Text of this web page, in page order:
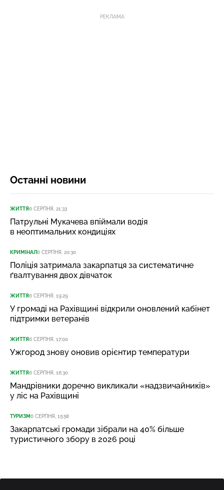
РЕКЛАМА
Останні новини
ЖИТТЯ6 СЕРПНЯ, 21:33
Патрульні Мукачева впіймали водія
в неоптимальних кондиціях
КРИМІНАЛ6 СЕРПНЯ, 20:30
Поліція затримала закарпатця за систематичне
ґвалтування двох дівчаток
ЖИТТЯ6 СЕРПНЯ, 19:29
У громаді на Рахівщині відкрили оновлений кабінет
підтримки ветеранів
ЖИТТЯ6 СЕРПНЯ, 17:00
Ужгород знову оновив орієнтир температури
ЖИТТЯ6 СЕРПНЯ, 16:30
Мандрівники доречно викликали «надзвичайників»
у ліс на Рахівщині
ТУРИЗМ6 СЕРПНЯ, 15:58
Закарпатські громади зібрали на 40% більше
туристичного збору в 2026 році